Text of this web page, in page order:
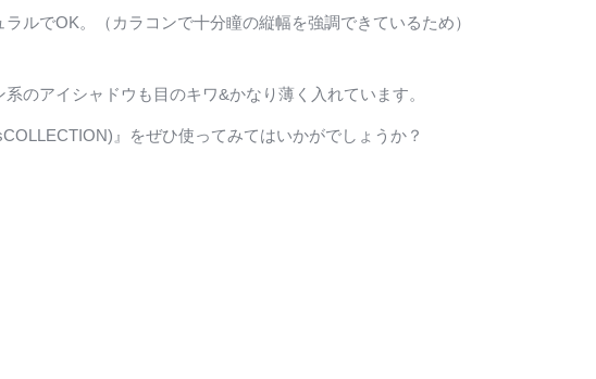
ルでOK。（カラコンで十分瞳の縦幅を強調できているため）
のアイシャドウも目のキワ&かなり薄く入れています。
』をぜひ使ってみてはいかがでしょうか？